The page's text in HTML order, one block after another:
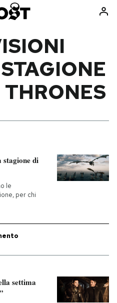
Moda
Libri
Media
Mondiali calcio 2026
stagione di
le
per chi
settima